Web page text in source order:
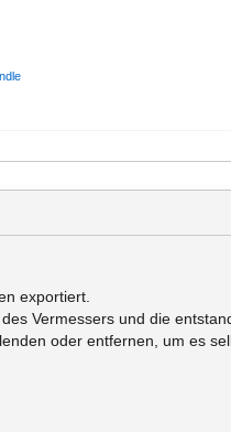
exportiert.
Vermessers und die
oder entfernen, um es